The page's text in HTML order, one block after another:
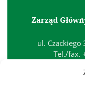
Zarząd
ul.
Tel./fax.